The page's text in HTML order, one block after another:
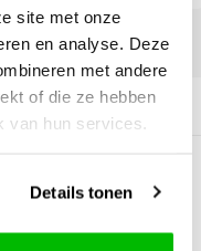
site met onze
en analyse. Deze
met andere
of die ze hebben
van hun services.
Details tonen